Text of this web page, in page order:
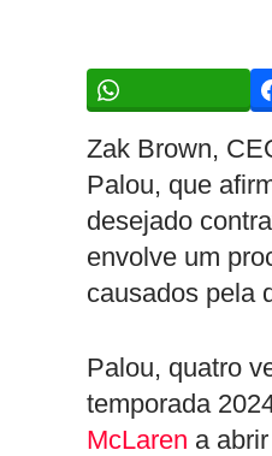
Zak Brown,
Palou, que
desejado
envolve um
causados pela
Palou, quatro
temporada
McLaren a